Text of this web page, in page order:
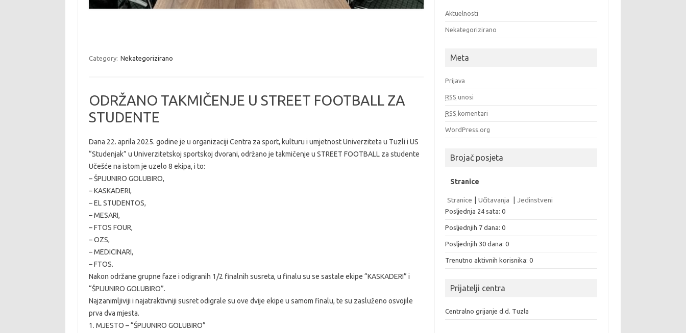
Category: Nekategorizirano
ODRŽANO TAKMIČENJE U STREET FOOTBALL ZA
STUDENTE
Dana 22. aprila 2025. godine je u organizaciji Centra za sport, kulturu i umjetnost Univerziteta u Tuzli i US
“Studenjak” u Univerzitetskoj sportskoj dvorani, održano je takmičenje u STREET FOOTBALL za studente
Učešće na istom je uzelo 8 ekipa, i to:
– ŠPIJUNIRO GOLUBIRO,
– KASKADERI,
– EL STUDENTOS,
– MESARI,
– FTOS FOUR,
– OZS,
– MEDICINARI,
– FTOS.
Nakon održane grupne faze i odigranih 1/2 finalnih susreta, u finalu su se sastale ekipe “KASKADERI” i
“ŠPIJUNIRO GOLUBIRO”.
Najzanimljiviji i najatraktivniji susret odigrale su ove dvije ekipe u samom finalu, te su zasluženo osvojile
prva dva mjesta.
1. MJESTO – “ŠPIJUNIRO GOLUBIRO”
Aktuelnosti
Nekategorizirano
Meta
Prijava
RSS unosi
RSS komentari
WordPress.org
Brojač posjeta
Stranice
Stranice Učitavanja Jedinstveni
Posljednja 24 sata:0
Posljednjih 7 dana:0
Posljednjih 30 dana:0
Trenutno aktivnih korisnika: 0
Prijatelji centra
Centralno grijanje d.d. Tuzla